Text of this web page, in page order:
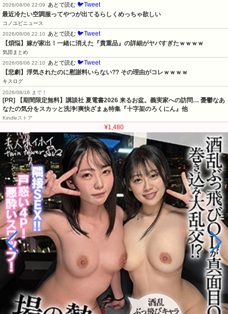
2026/08/06 22:09
あとで読む 🐦Tweet
最近冷たい空調服ってやつが出てるらしくめっちゃ欲しい
コノユビニュース
2026/08/06 22:10
あとで読む 🐦Tweet
【煩悩】嫁が家出！一緒に消えた『貴重品』の詳細がヤバすぎたｗｗｗｗ
気団まとめ
2026/08/06 22:10
あとで読む 🐦Tweet
【悲劇】浮気されたのに慰謝料いらない?? その理由がコレｗｗｗｗ
キスログ
2026/08/16 まで！
[PR] 【期間限定無料】講談社 夏電書2026 来るお盆。義実家への訪問… 憂鬱なあ
なたの気分をスカッと洗浄!爽快ざまぁ特集『十字架のろくにん』他
Kindleストア
¥1,480